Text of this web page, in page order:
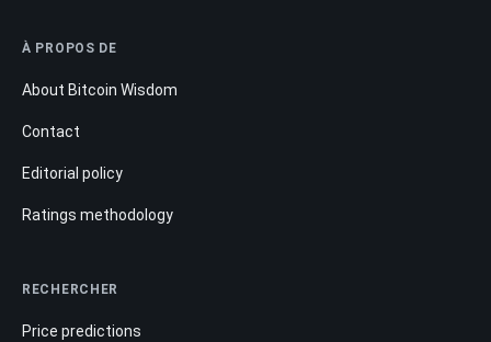
À PROPOS DE
About Bitcoin Wisdom
Contact
Editorial policy
Ratings methodology
RECHERCHER
Price predictions